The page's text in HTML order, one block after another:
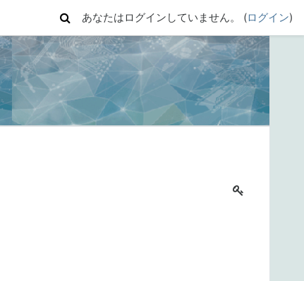
あなたはログインしていません。 (ログイン)